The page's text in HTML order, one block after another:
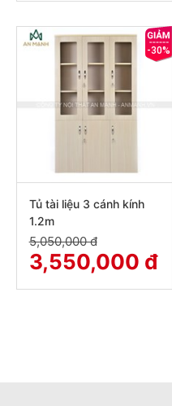
Tủ tài liệu 3 cánh kính
1.2m
5,050,000 đ
3,550,000 đ
-30%